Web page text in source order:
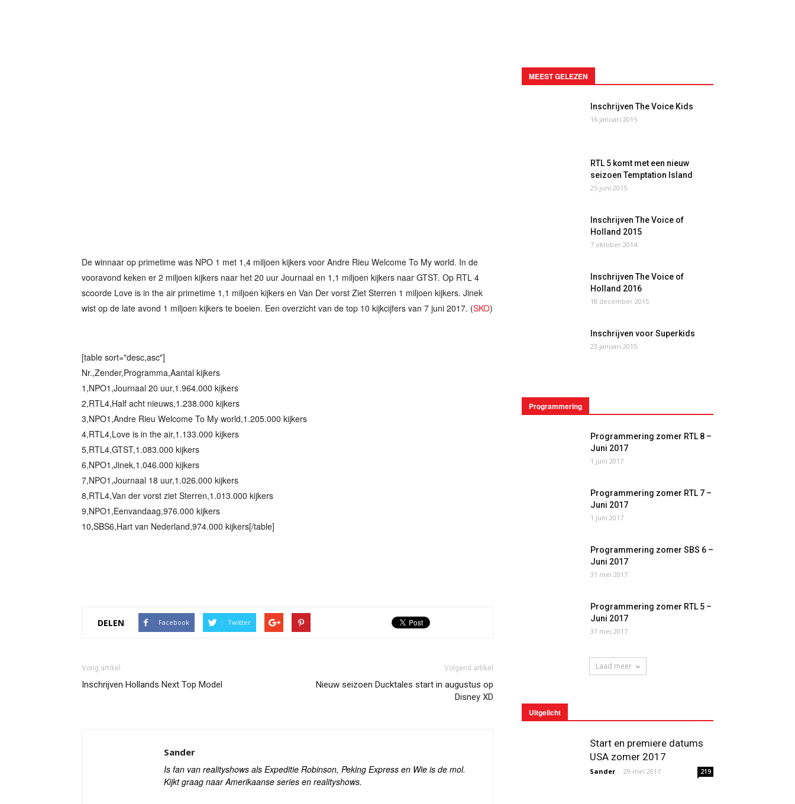
De winnaar op primetime was NPO 1 met 1,4 miljoen kijkers voor Andre Rieu Welcome To My world. In de
vooravond keken er 2 miljoen kijkers naar het 20 uur Journaal en 1,1 miljoen kijkers naar GTST. Op RTL 4
scoorde Love is in the air primetime 1,1 miljoen kijkers en Van Der vorst Ziet Sterren 1 miljoen kijkers. Jinek
wist op de late avond 1 miljoen kijkers te boeien. Een overzicht van de top 10 kijkcijfers van 7 juni 2017. (SKO)
[table sort="desc,asc"]
Nr.,Zender,Programma,Aantal kijkers
1,NPO1,Journaal 20 uur,1.964.000 kijkers
2,RTL4,Half acht nieuws,1.238.000 kijkers
3,NPO1,Andre Rieu Welcome To My world,1.205.000 kijkers
4,RTL4,Love is in the air,1.133.000 kijkers
5,RTL4,GTST,1.083.000 kijkers
6,NPO1,Jinek,1.046.000 kijkers
7,NPO1,Journaal 18 uur,1.026.000 kijkers
8,RTL4,Van der vorst ziet Sterren,1.013.000 kijkers
9,NPO1,Eenvandaag,976.000 kijkers
10,SBS6,Hart van Nederland,974.000 kijkers[/table]
DELEN Facebook Twitter
Vorig artikel
Inschrijven Hollands Next Top Model
Volgend artikel
Nieuw seizoen Ducktales start in augustus op
Disney XD
Sander
Is fan van realityshows als Expeditie Robinson, Peking Express en Wie is de mol.
Kijkt graag naar Amerikaanse series en realityshows.
MEEST GELEZEN
Inschrijven The Voice Kids
16 januari 2015
RTL 5 komt met een nieuw
seizoen Temptation Island
25 juni 2015
Inschrijven The Voice of
Holland 2015
7 oktober 2014
Inschrijven The Voice of
Holland 2016
18 december 2015
Inschrijven voor Superkids
23 januari 2015
Programmering
Programmering zomer RTL 8 –
Juni 2017
1 juni 2017
Programmering zomer RTL 7 –
Juni 2017
1 juni 2017
Programmering zomer SBS 6 –
Juni 2017
31 mei 2017
Programmering zomer RTL 5 –
Juni 2017
31 mei 2017
Laad meer
Uitgelicht
Start en premiere datums
USA zomer 2017
Sander - 29 mei 2017 219